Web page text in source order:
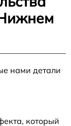
нами детали
который